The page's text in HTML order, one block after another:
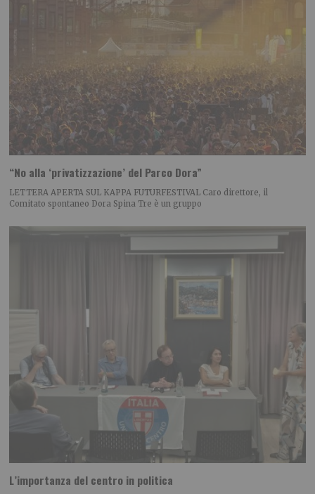
“No alla ‘privatizzazione’ del Parco Dora”
LETTERA APERTA SUL KAPPA FUTURFESTIVAL Caro direttore, il
Comitato spontaneo Dora Spina Tre è un gruppo
L’importanza del centro in politica